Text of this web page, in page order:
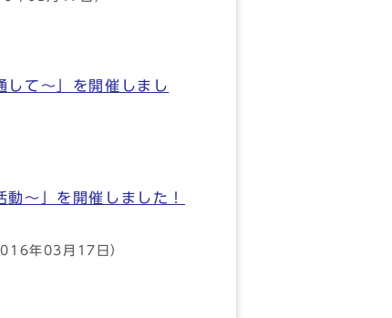
して～」を開催しまし
～」を開催しました！
年03月17日）